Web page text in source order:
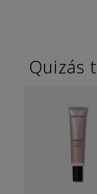
Quizás